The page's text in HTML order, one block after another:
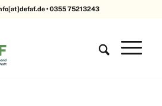
• 0355 75213243